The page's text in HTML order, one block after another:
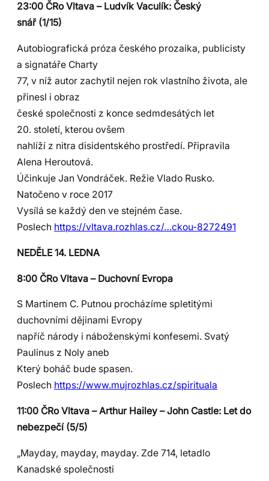
23:00 ČRo Vltava – Ludvík Vaculík: Český
snář (1/15)
Autobiografická próza českého prozaika, publicisty
a signatáře Charty
77, v níž autor zachytil nejen rok vlastního života, ale
přinesl i obraz
české společnosti z konce sedmdesátých let
20. století, kterou ovšem
nahlíží z nitra disidentského prostředí. Připravila
Alena Heroutová.
Účinkuje Jan Vondráček. Režie Vlado Rusko.
Natočeno v roce 2017
Vysílá se každý den ve stejném čase.
Poslech https://vltava.rozhlas.cz/…ckou-8272491
NEDĚLE 14. LEDNA
8:00 ČRo Vltava – Duchovní Evropa
S Martinem C. Putnou procházíme spletitými
duchovními dějinami Evropy
napříč národy i náboženskými konfesemi. Svatý
Paulinus z Noly aneb
Který boháč bude spasen.
Poslech https://www.mujrozhlas.cz/spirituala
11:00 ČRo Vltava – Arthur Hailey – John Castle: Let do
nebezpečí (5/5)
„Mayday, mayday, mayday. Zde 714, letadlo
Kanadské společnosti